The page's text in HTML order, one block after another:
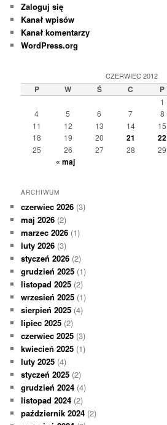
Zaloguj się
Kanał wpisów
Kanał komentarzy
WordPress.org
CZERWIEC 2012
P W Ś C P
1
4
5 6 7 8
11 12 13 14 15
18
19 20 21 22
25
26 27 28 29
« maj
ARCHIWUM
czerwiec 2026 (3)
maj 2026 (2)
marzec 2026 (1)
luty 2026 (3)
styczeń 2026 (2)
grudzień 2025 (1)
listopad 2025 (2)
wrzesień 2025 (1)
sierpień 2025 (4)
lipiec 2025 (2)
czerwiec 2025 (3)
kwiecień 2025 (1)
luty 2025 (4)
styczeń 2025 (2)
grudzień 2024 (4)
listopad 2024 (2)
październik 2024 (2)